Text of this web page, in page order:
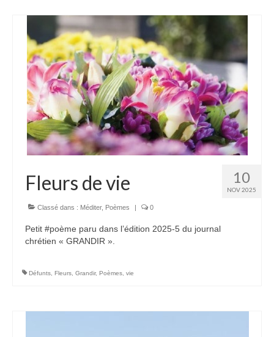
10
NOV 2025
Fleurs de vie
Classé dans : Méditer, Poèmes 0
Petit #poème paru dans l’édition 2025-5 du journal
chrétien « GRANDIR ».
Défunts, Fleurs, Grandir, Poèmes, vie